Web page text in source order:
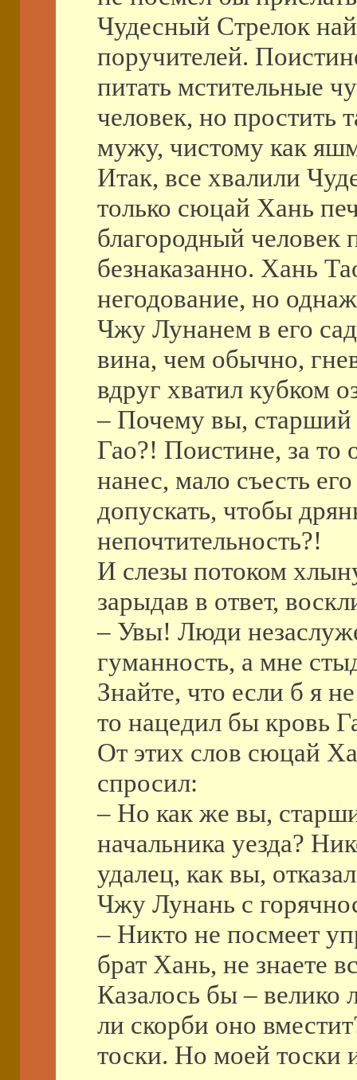
Чудесный Стрелок
поручителей.
питать мстительные
человек, но простить
мужу, чистому как
Итак, все хвалили
только сюцай Хань
благородный человек
безнаказанно. Хань
негодование, но
Чжу Лунанем в его
вина, чем обычно,
вдруг хватил кубком
– Почему вы, старший
Гао?! Поистине, за то
нанес, мало съесть
допускать, чтобы
непочтительность?!
И слезы потоком
зарыдав в ответ,
– Увы! Люди
гуманность, а мне
Знайте, что если б я
то нацедил бы кровь
От этих слов сюцай
спросил:
– Но как же вы,
начальника уезда?
удалец, как вы,
Чжу Лунань с
– Никто не посмеет
брат Хань, не знаете
Казалось бы – велико
ли скорби оно
тоски. Но моей тоски